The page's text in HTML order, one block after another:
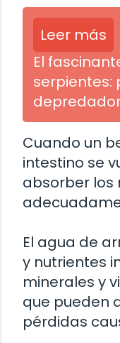
Leer más
El
serpientes:
Cuando un
intestino se
absorber los
El agua de
y nutrientes
minerales y
que pueden
pérdidas